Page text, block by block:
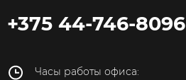
+375 44-746-8096
Часы работы офиса: